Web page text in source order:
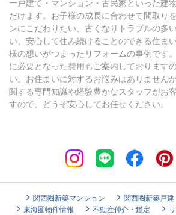
一戸建て・マンション・古民家といった建
だけます。お子様の成長に合わせて間取り
ンにこだわりたい、古くなりトラブルの多
い、安心して住み続けることのできる住ま
様の想いがつまったリフォームの事例です
に必要となった費用もご案内しております
い。お住まいに対するお悩みはありません
関する専門知識や経験豊かなスタッフがお
すので、どうぞ安心してお任せください。
関西圏新築マンション 関西圏新築戸建
東海圏物件情報
不動産仲介・鑑定